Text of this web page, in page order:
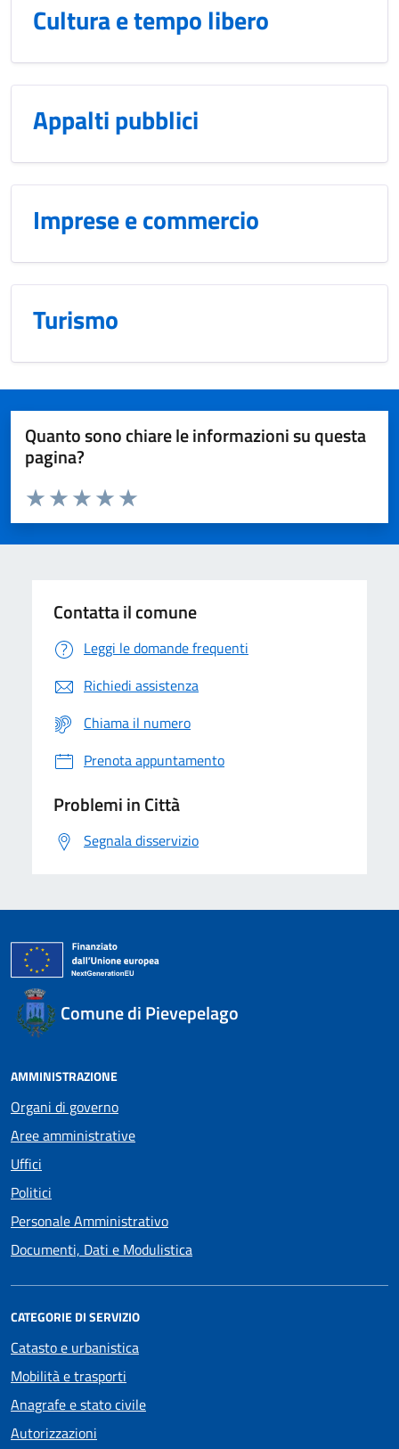
Cultura e tempo libero
Appalti pubblici
Imprese e commercio
Turismo
Quanto sono chiare le informazioni su questa
pagina?
Domanda
Valuta da 1 a 5 stelle la pagina
Valuta 5 stelle su 5
Valuta 4 stelle su 5
Valuta 3 stelle su 5
Valuta 2 stelle su 5
Valuta 1 stelle su 5
Contatta il comune
Leggi le domande frequenti
Richiedi assistenza
Chiama il numero
Prenota appuntamento
Problemi in Città
Segnala disservizio
Comune di Pievepelago
AMMINISTRAZIONE
Organi di governo
Aree amministrative
Uffici
Politici
Personale Amministrativo
Documenti, Dati e Modulistica
CATEGORIE DI SERVIZIO
Catasto e urbanistica
Mobilità e trasporti
Anagrafe e stato civile
Autorizzazioni